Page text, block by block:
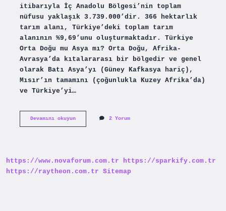
itibarıyla İç Anadolu Bölgesi’nin toplam
nüfusu yaklaşık 3.739.000’dir. 366 hektarlık
tarım alanı, Türkiye’deki toplam tarım
alanının %9,69’unu oluşturmaktadır. Türkiye
Orta Doğu mu Asya mı? Orta Doğu, Afrika-
Avrasya’da kıtalararası bir bölgedir ve genel
olarak Batı Asya’yı (Güney Kafkasya hariç),
Mısır’ın tamamını (çoğunlukla Kuzey Afrika’da)
ve Türkiye’yi…
Devamını okuyunOrta
2 Yorum
https://www.novaforum.com.tr
https://sparkify.com.tr
https://raytheon.com.tr Sitemap